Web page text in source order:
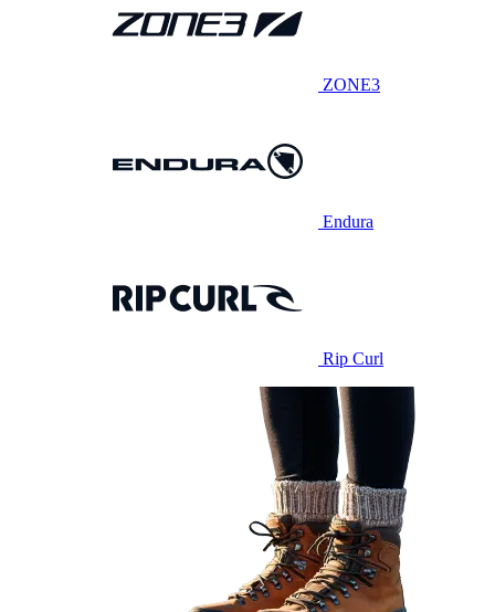
ZONE3
Endura
Rip Curl